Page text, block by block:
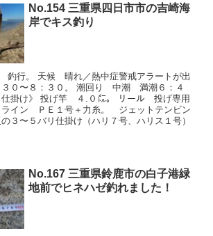
No.154 三重県四日市市の吉崎海
岸でキス釣り
釣行。 天候 晴れ／熱中症警戒アラートが出
０〜８：３０。 潮回り 中潮 満潮６：４
仕掛け》 投げ竿 ４.０㍍。 リール 投げ専用
ライン ＰＥ１号＋力糸。 ジェットテンビン
３〜５バリ仕掛け（ハリ７号、ハリス１号）
No.167 三重県鈴鹿市の白子港緑
地前でヒネハゼ釣れました！